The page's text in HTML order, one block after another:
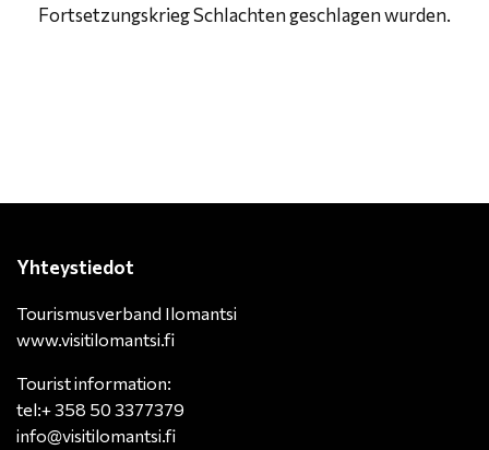
Fortsetzungskrieg Schlachten geschlagen wurden.
Yhteystiedot
Tourismusverband Ilomantsi
www.visitilomantsi.fi
Tourist information:
tel:+ 358 50 3377379
info@visitilomantsi.fi